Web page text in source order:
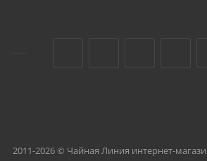
2011-2026 © Чайная Линия интернет-